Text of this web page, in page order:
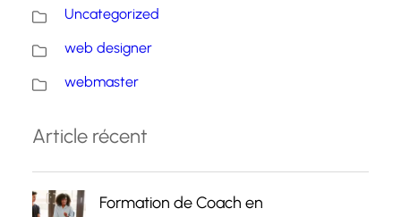
Uncategorized
web designer
webmaster
Article récent
Formation de Coach en